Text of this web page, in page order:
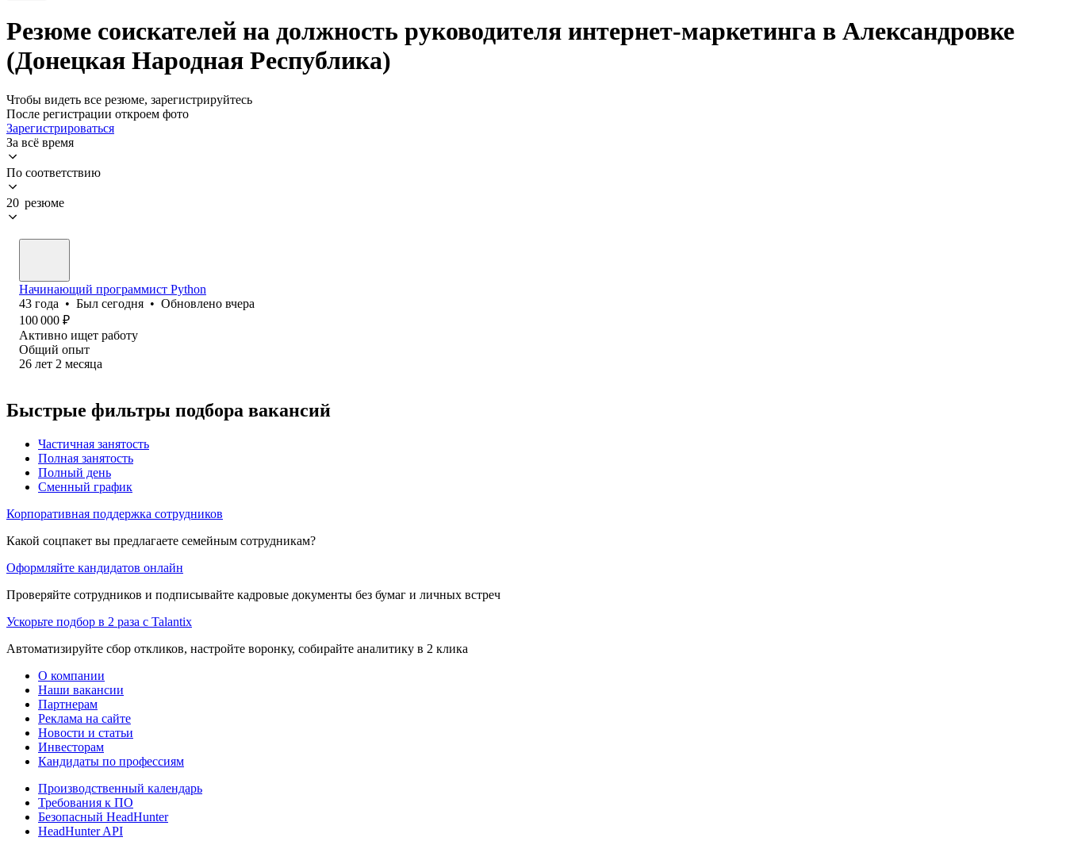
Резюме соискателей на должность руководителя интернет-маркетинга в Александровке
(Донецкая Народная Республика)
Чтобы видеть все резюме, зарегистрируйтесь
После регистрации откроем фото
Зарегистрироваться
За всё время
По соответствию
20 резюме
Начинающий программист Python
43 года • Был сегодня • Обновлено вчера
100 000 ₽
Активно ищет работу
Общий опыт
26 лет 2 месяца
Быстрые фильтры подбора вакансий
Частичная занятость
Полная занятость
Полный день
Сменный график
Корпоративная поддержка сотрудников
Какой соцпакет вы предлагаете семейным сотрудникам?
Оформляйте кандидатов онлайн
Проверяйте сотрудников и подписывайте кадровые документы без бумаг и личных встреч
Ускорьте подбор в 2 раза с Talantix
Автоматизируйте сбор откликов, настройте воронку, собирайте аналитику в 2 клика
О компании
Наши вакансии
Партнерам
Реклама на сайте
Новости и статьи
Инвесторам
Кандидаты по профессиям
Производственный календарь
Требования к ПО
Безопасный HeadHunter
HeadHunter API